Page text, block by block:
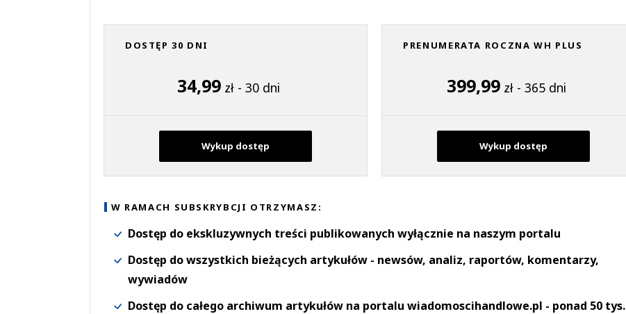
DOSTĘP 30 DNI
34,99 zł - 30 dni
Wykup dostęp
PRENUMERATA ROCZNA WH PLUS
399,99 zł - 365 dni
Wykup dostęp
W RAMACH SUBSKRYBCJI OTRZYMASZ:
Dostęp do ekskluzywnych treści publikowanych wyłącznie na naszym portalu
Dostęp do wszystkich bieżących artykułów - newsów, analiz, raportów, komentarzy,
wywiadów
Dostęp do całego archiwum artykułów na portalu wiadomoscihandlowe.pl - ponad 50 tys.